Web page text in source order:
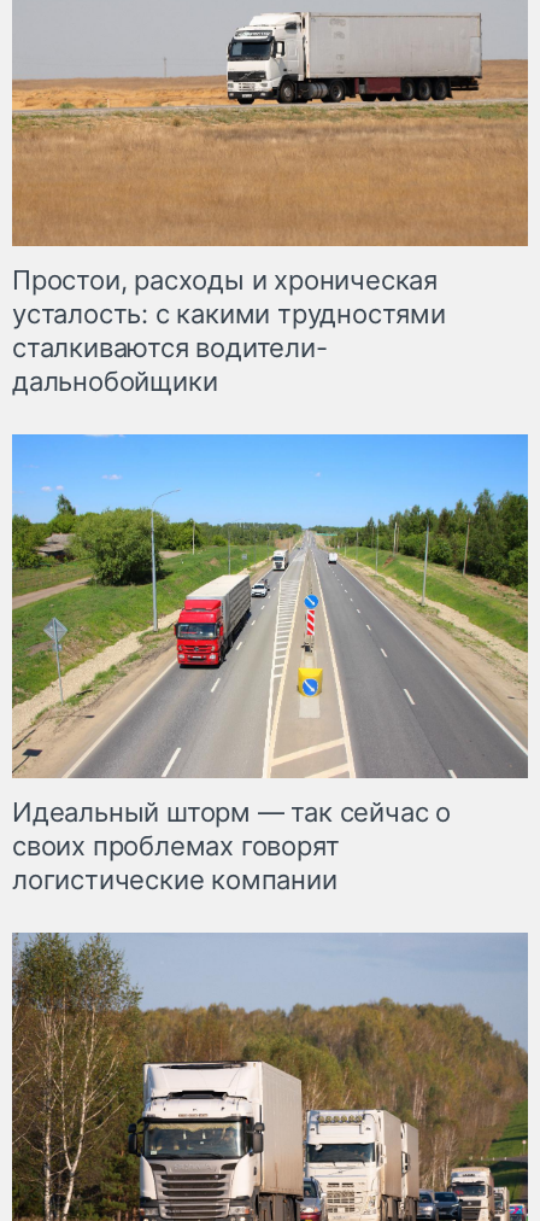
Простои, расходы и хроническая
усталость: с какими трудностями
сталкиваются водители-
дальнобойщики
Идеальный шторм — так сейчас о
своих проблемах говорят
логистические компании